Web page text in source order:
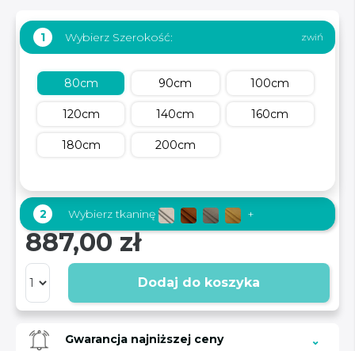
1 Wybierz Szerokość:
80cm 90cm 100cm
120cm 140cm 160cm
180cm 200cm
2 Wybierz tkaninę +
887,00 zł
Dodaj do koszyka
Gwarancja najniższej ceny